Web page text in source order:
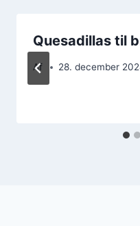
Quesadillas til
Af 28. december